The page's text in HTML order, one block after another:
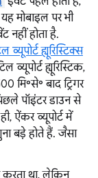
मोबाइल पर भी
नहीं होता है.
व्यूपोर्ट ह्यूरिस्टिक्स
ह्यूरिस्टिक,
मि॰से॰ बाद ट्रिगर
पॉइंटर डाउन से
ऐंकर व्यूपोर्ट में
बड़े होते हैं. जैसा